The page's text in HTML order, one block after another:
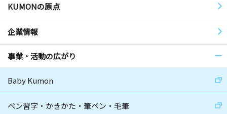
KUMONの原点
企業情報
事業・活動の広がり
Baby Kumon
ペン習字・かきかた・筆ペン・毛筆